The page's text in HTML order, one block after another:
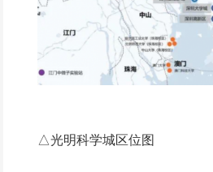
△光明科学城区位图